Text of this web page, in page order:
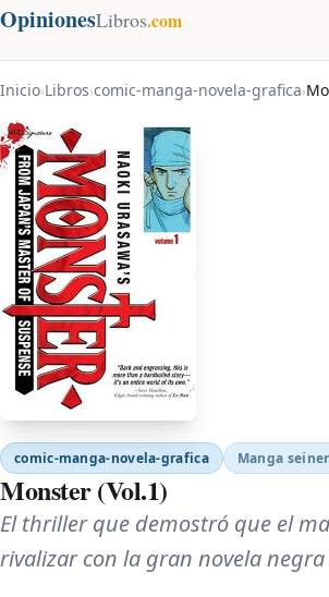
OpinionesLibros.com
Inicio›Libros›comic-manga-novela-grafica›
comic-manga-novela-grafica Manga
Monster (Vol.1)
El thriller que demostró que el
rivalizar con la gran novela negra